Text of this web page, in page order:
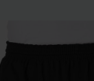
Entrega Inmediata!